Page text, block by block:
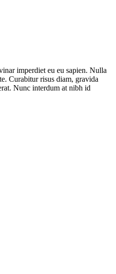
imperdiet eu eu sapien. Nulla
Curabitur risus diam, gravida
Nunc interdum at nibh id